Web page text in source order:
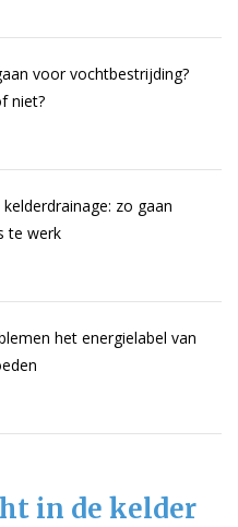
voor vochtbestrijding?
niet?
zo gaan
te werk
het energielabel van
in de kelder